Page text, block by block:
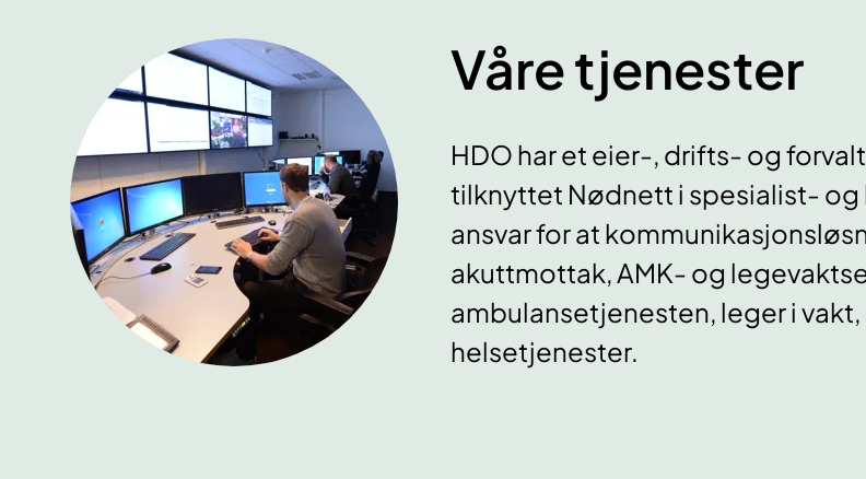
Våre tjenester
HDO har et eier-, drifts- og
tilknyttet Nødnett i spesialist-
ansvar for at
akuttmottak, AMK- og
ambulansetjenesten, leger i
helsetjenester.